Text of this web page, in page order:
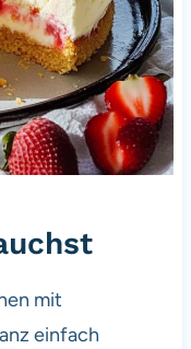
mit
einfach